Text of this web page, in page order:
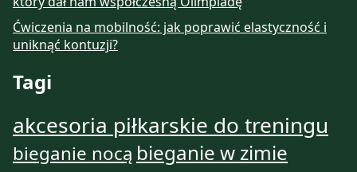
Ćwiczenia na mobilność: jak poprawić elastyczność i
uniknąć kontuzji?
Tagi
akcesoria piłkarskie do treningu
bieganie nocą bieganie w zimie